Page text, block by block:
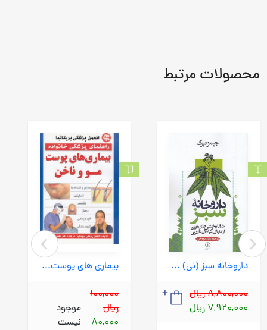
محصولات مرتبط
بیماری های پوست مو و ناخن (سپهراندیشه) وزیری شومیز
100,000
ریال
80,000
موجود
نیست
داروخانه سبز (نی) رقعی شومیز
8,800,000 ریال
7,920,000 ریال